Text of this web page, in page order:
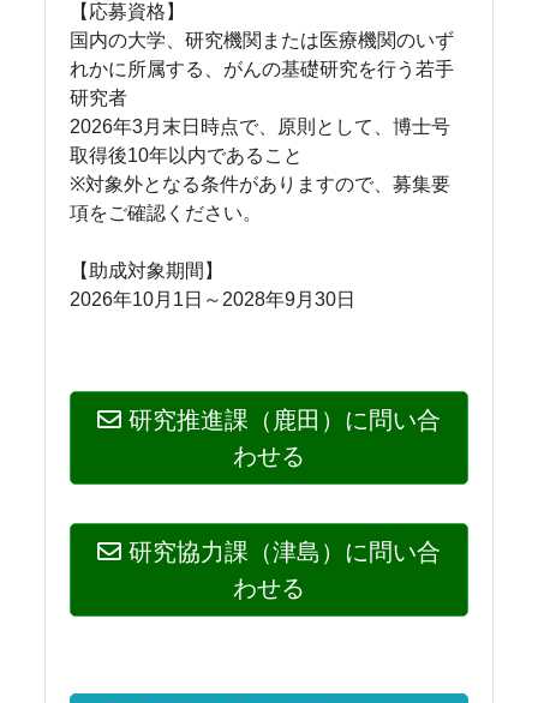
【応募資格】
国内の⼤学、研究機関または医療機関のいず
れかに所属する、がんの基礎研究を⾏う若⼿
研究者
2026年3⽉末⽇時点で、原則として、博⼠号
取得後10年以内であること
※対象外となる条件がありますので、募集要
項をご確認ください。
【助成対象期間】
2026年10月1日～2028年9月30日
研究推進課（鹿田）に問い合
わせる
研究協力課（津島）に問い合
わせる